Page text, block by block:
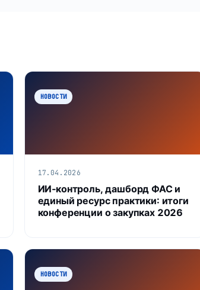
НОВОСТИ
17.04.2026
ИИ‑контроль, дашборд ФАС и
единый ресурс практики: итоги
конференции о закупках 2026
НОВОСТИ